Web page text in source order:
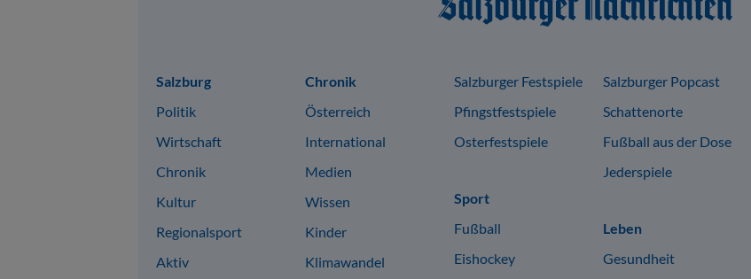
Sitemap
Salzburg
Politik
Wirtschaft
Chronik
Kultur
Regionalsport
Aktiv
Chronik
Österreich
International
Medien
Wissen
Kinder
Klimawandel
Salzburger Festspiele
Pfingstfestspiele
Osterfestspiele
Sport
Fußball
Eishockey
Salzburger Popcast
Schattenorte
Fußball aus der Dose
Jederspiele
Leben
Gesundheit